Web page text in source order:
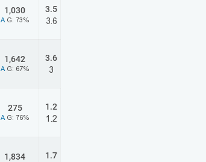
1,030
A G: 73%
3.5
3.6
1,642
A G: 67%
3.6
3
275
A G: 76%
1.2
1.2
1,834
1.7